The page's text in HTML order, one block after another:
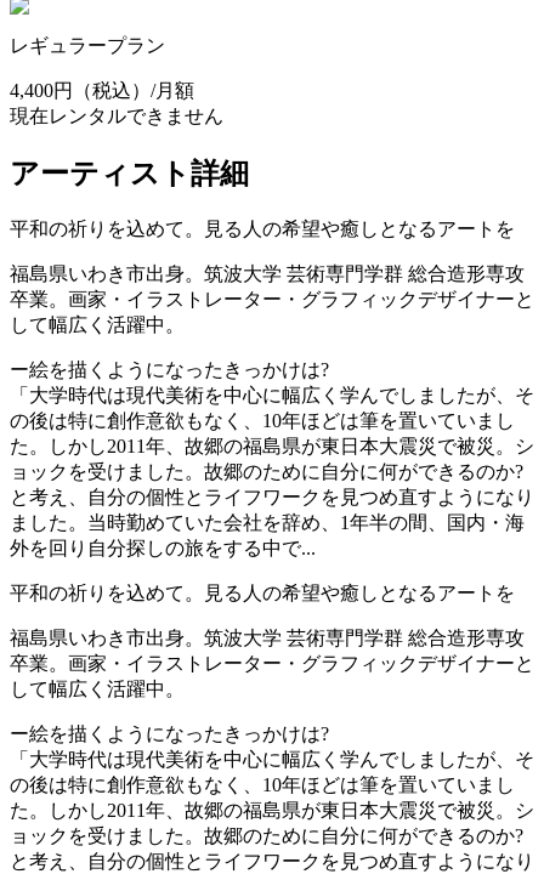
レギュラープラン
4,400円
（税込）/月額
現在レンタルできません
アーティスト詳細
平和の祈りを込めて。見る人の希望や癒しとなるアートを
福島県いわき市出身。筑波大学 芸術専門学群 総合造形専攻
卒業。画家・イラストレーター・グラフィックデザイナーと
して幅広く活躍中。
ー絵を描くようになったきっかけは?
「大学時代は現代美術を中心に幅広く学んでしましたが、そ
の後は特に創作意欲もなく、10年ほどは筆を置いていまし
た。しかし2011年、故郷の福島県が東日本大震災で被災。シ
ョックを受けました。故郷のために自分に何ができるのか?
と考え、自分の個性とライフワークを見つめ直すようになり
ました。当時勤めていた会社を辞め、1年半の間、国内・海
外を回り自分探しの旅をする中で...
平和の祈りを込めて。見る人の希望や癒しとなるアートを
福島県いわき市出身。筑波大学 芸術専門学群 総合造形専攻
卒業。画家・イラストレーター・グラフィックデザイナーと
して幅広く活躍中。
ー絵を描くようになったきっかけは?
「大学時代は現代美術を中心に幅広く学んでしましたが、そ
の後は特に創作意欲もなく、10年ほどは筆を置いていまし
た。しかし2011年、故郷の福島県が東日本大震災で被災。シ
ョックを受けました。故郷のために自分に何ができるのか?
と考え、自分の個性とライフワークを見つめ直すようになり